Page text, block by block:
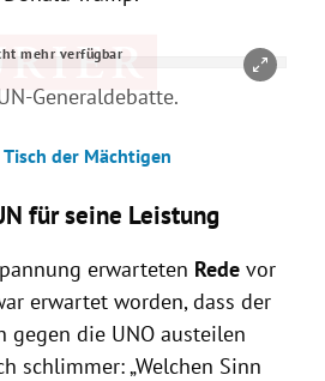
mehr verfügbar
schließen
Generaldebatte.
der Mächtigen
für seine Leistung
erwarteten Rede vor
erwartet worden, dass der
gegen die UNO austeilen
schlimmer: „Welchen Sinn